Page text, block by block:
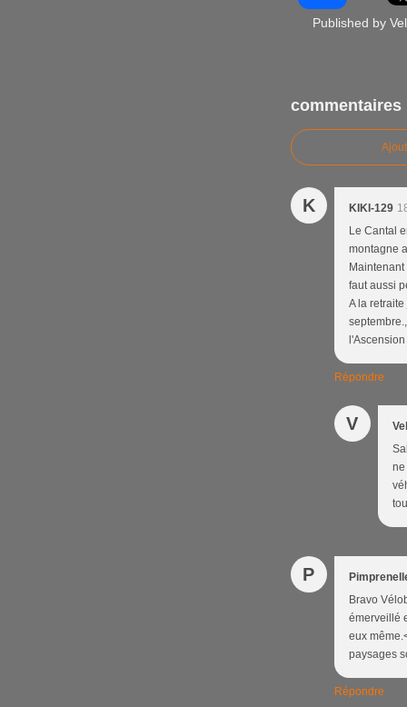
Published by
commentaires
K KIKI-129
Le Cantal
montagne
faut aussi
A la
Répondre
V
ne
P
Bravo
émerveillé
eux
paysages
Répondre